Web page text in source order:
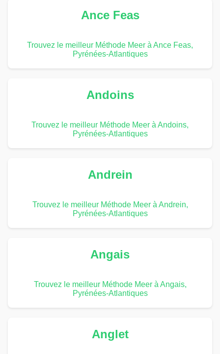
Ance Feas
Trouvez le meilleur Méthode Meer à Ance Feas,
Pyrénées-Atlantiques
Andoins
Trouvez le meilleur Méthode Meer à Andoins,
Pyrénées-Atlantiques
Andrein
Trouvez le meilleur Méthode Meer à Andrein,
Pyrénées-Atlantiques
Angais
Trouvez le meilleur Méthode Meer à Angais,
Pyrénées-Atlantiques
Anglet